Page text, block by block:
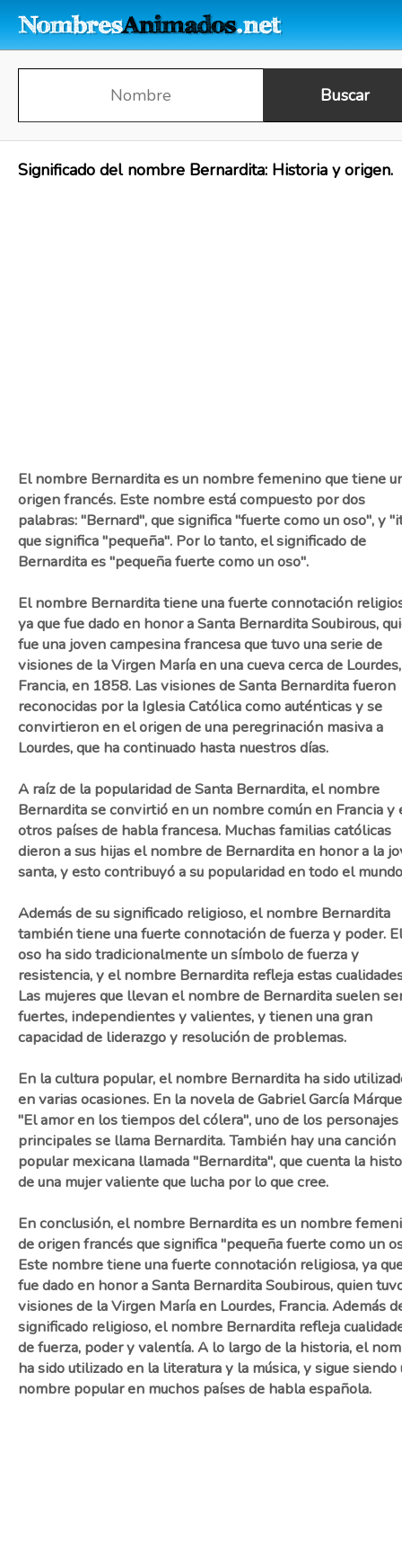
Significado del nombre Bernardita: Historia y origen.
El nombre Bernardita es un nombre femenino que tiene
origen francés. Este nombre está compuesto por dos
palabras: "Bernard", que significa "fuerte como un oso", y
que significa "pequeña". Por lo tanto, el significado de
Bernardita es "pequeña fuerte como un oso".
El nombre Bernardita tiene una fuerte connotación
ya que fue dado en honor a Santa Bernardita Soubirous,
fue una joven campesina francesa que tuvo una serie de
visiones de la Virgen María en una cueva cerca de Lourdes,
Francia, en 1858. Las visiones de Santa Bernardita fueron
reconocidas por la Iglesia Católica como auténticas y se
convirtieron en el origen de una peregrinación masiva a
Lourdes, que ha continuado hasta nuestros días.
A raíz de la popularidad de Santa Bernardita, el nombre
Bernardita se convirtió en un nombre común en Francia y
otros países de habla francesa. Muchas familias católicas
dieron a sus hijas el nombre de Bernardita en honor a la
santa, y esto contribuyó a su popularidad en todo el
Además de su significado religioso, el nombre Bernardita
también tiene una fuerte connotación de fuerza y ​​poder. El
oso ha sido tradicionalmente un símbolo de fuerza y ​​
resistencia, y el nombre Bernardita refleja estas
Las mujeres que llevan el nombre de Bernardita suelen
fuertes, independientes y valientes, y tienen una gran
capacidad de liderazgo y resolución de problemas.
En la cultura popular, el nombre Bernardita ha sido
en varias ocasiones. En la novela de Gabriel García
"El amor en los tiempos del cólera", uno de los personajes
principales se llama Bernardita. También hay una canción
popular mexicana llamada "Bernardita", que cuenta la
de una mujer valiente que lucha por lo que cree.
En conclusión, el nombre Bernardita es un nombre
de origen francés que significa "pequeña fuerte como un
Este nombre tiene una fuerte connotación religiosa, ya
fue dado en honor a Santa Bernardita Soubirous, quien
visiones de la Virgen María en Lourdes, Francia. Además
significado religioso, el nombre Bernardita refleja
de fuerza, poder y ​​valentía. A lo largo de la historia, el
ha sido utilizado en la literatura y la música, y sigue siendo
nombre popular en muchos países de habla española.